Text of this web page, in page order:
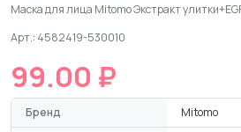
Маска для лица Mitomo Экстракт
Арт.: 4582419-530010
99.00 ₽
Бренд
Mitomo